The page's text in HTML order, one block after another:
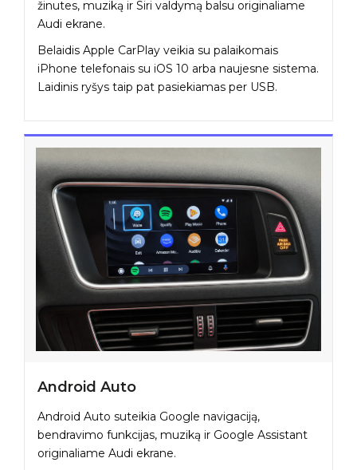
žinutes, muziką ir Siri valdymą balsu originaliame
Audi ekrane.
Belaidis Apple CarPlay veikia su palaikomais
iPhone telefonais su iOS 10 arba naujesne sistema.
Laidinis ryšys taip pat pasiekiamas per USB.
Android Auto
Android Auto suteikia Google navigaciją,
bendravimo funkcijas, muziką ir Google Assistant
originaliame Audi ekrane.